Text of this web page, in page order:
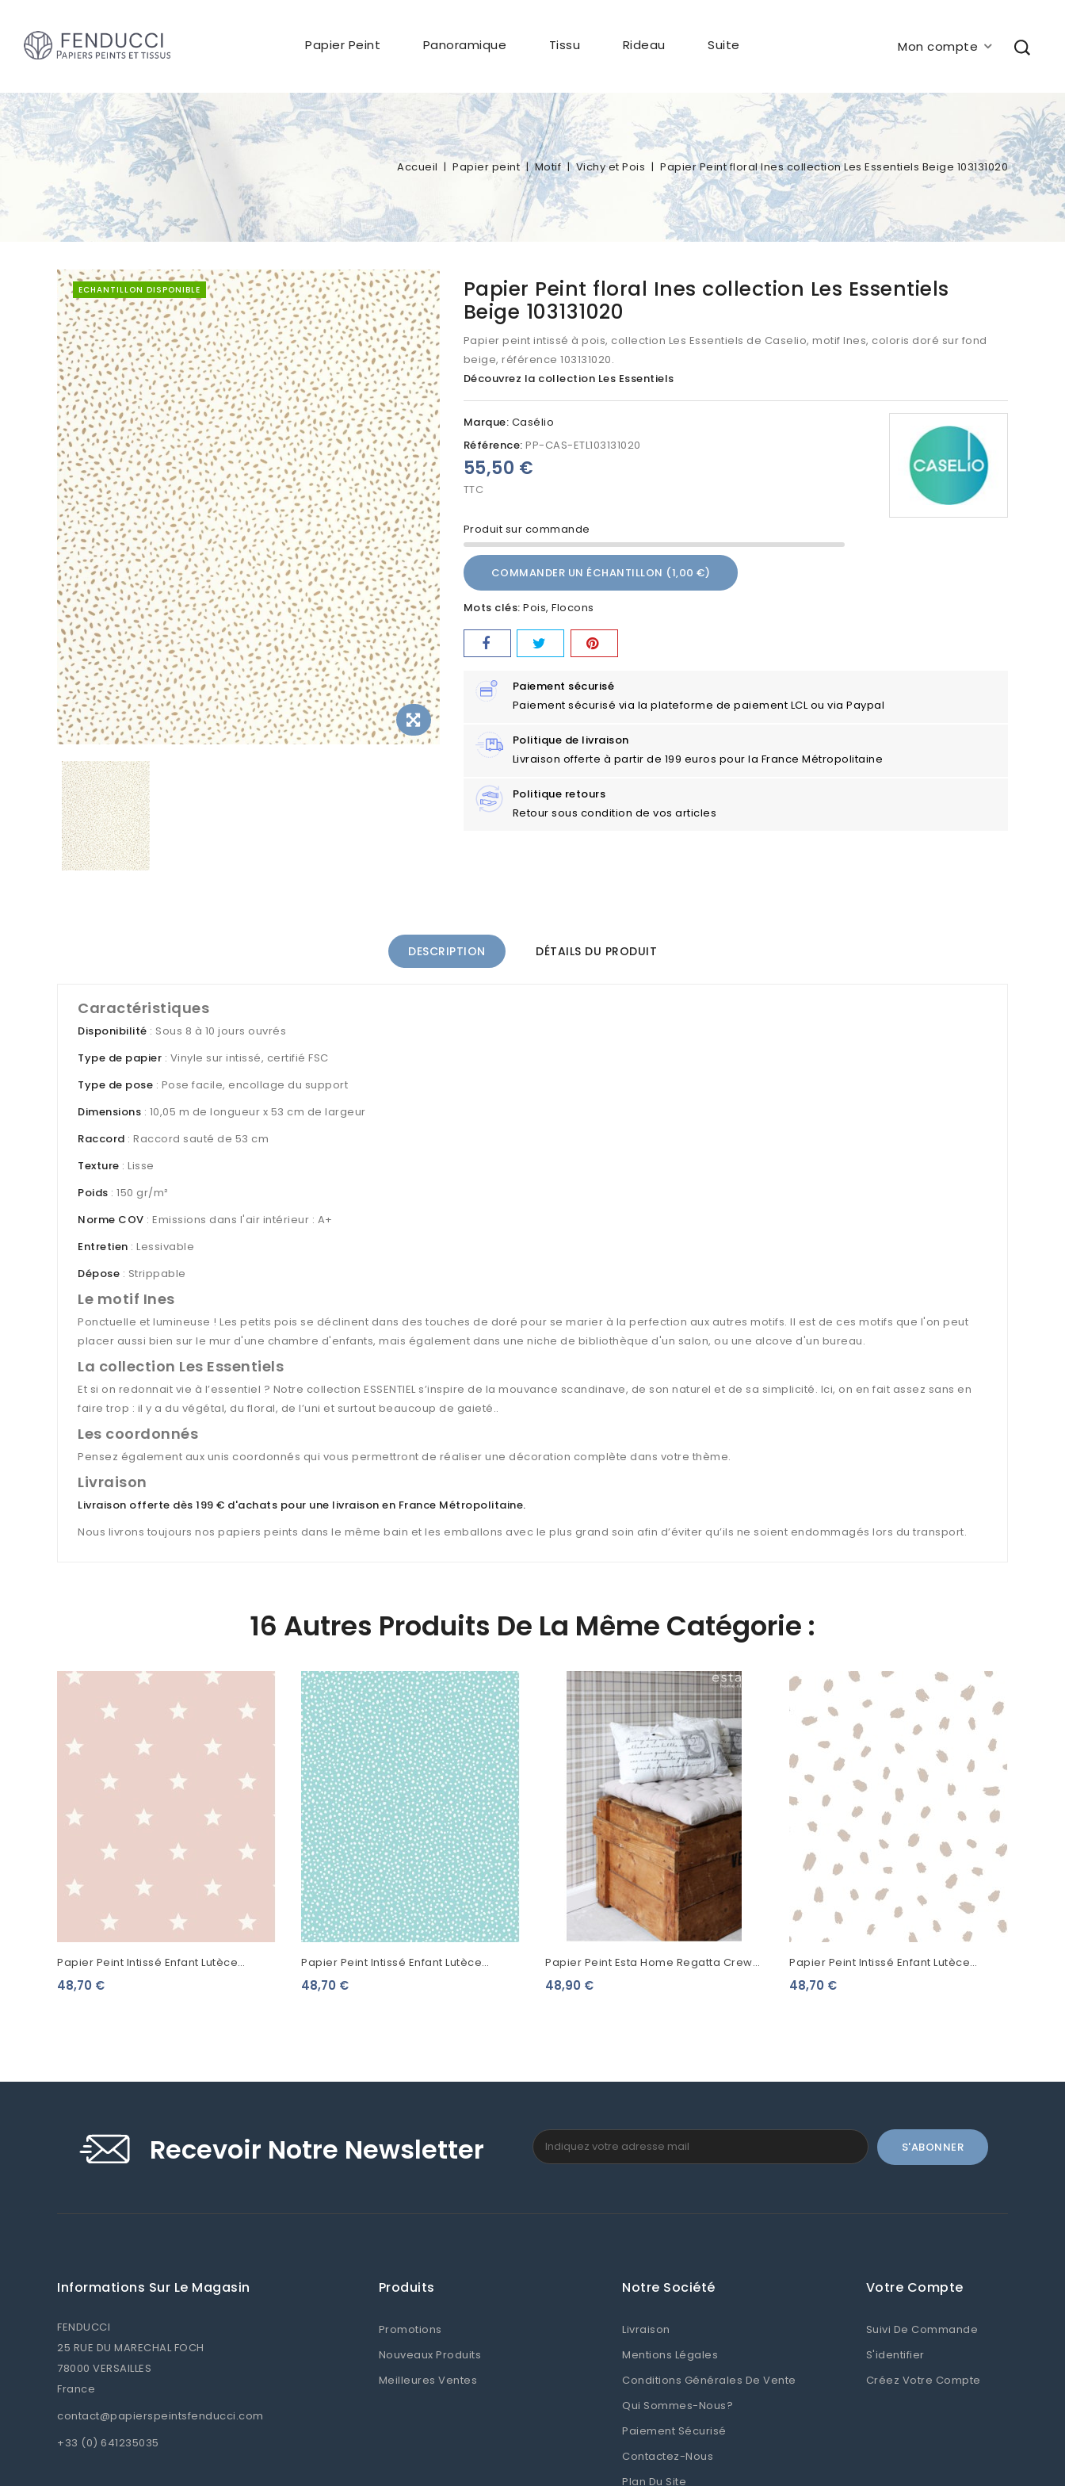
Mon compte
Papier Peint Panoramique Tissu Rideau Suite
Accueil Papier peint Motif Vichy et Pois Papier Peint floral Ines collection Les Essentiels Beige 103131020
ECHANTILLON DISPONIBLE
Papier Peint floral Ines collection Les Essentiels
Beige 103131020
Papier peint intissé à pois, collection Les Essentiels de Caselio, motif Ines, coloris doré sur fond
beige, référence 103131020.
Découvrez la collection Les Essentiels
Marque: Casélio
Référence: PP-CAS-ETL103131020
Produit sur commande
55,50 €
TTC
COMMANDER UN ÉCHANTILLON (1,00 €)
Mots clés: Pois Flocons
Paiement sécurisé
Paiement sécurisé via la plateforme de paiement LCL ou via Paypal
Politique de livraison
Livraison offerte à partir de 199 euros pour la France Métropolitaine
Politique retours
Retour sous condition de vos articles
DESCRIPTION DÉTAILS DU PRODUIT
Caractéristiques
Disponibilité : Sous 8 à 10 jours ouvrés
Type de papier : Vinyle sur intissé, certifié FSC
Type de pose : Pose facile, encollage du support
Dimensions : 10,05 m de longueur x 53 cm de largeur
Raccord : Raccord sauté de 53 cm
Texture : Lisse
Poids : 150 gr/m²
Norme COV : Emissions dans l'air intérieur : A+
Entretien : Lessivable
Dépose : Strippable
Le motif Ines
Ponctuelle et lumineuse ! Les petits pois se déclinent dans des touches de doré pour se marier à la perfection aux autres motifs. Il est de ces motifs que l'on peut
placer aussi bien sur le mur d'une chambre d'enfants, mais également dans une niche de bibliothèque d'un salon, ou une alcove d'un bureau.
La collection Les Essentiels
Et si on redonnait vie à l’essentiel ? Notre collection ESSENTIEL s’inspire de la mouvance scandinave, de son naturel et de sa simplicité. Ici, on en fait assez sans en
faire trop : il y a du végétal, du floral, de l’uni et surtout beaucoup de gaieté..
Les coordonnés
Pensez également aux unis coordonnés qui vous permettront de réaliser une décoration complète dans votre thème.
Livraison
Livraison offerte dès 199 € d'achats pour une livraison en France Métropolitaine.
Nous livrons toujours nos papiers peints dans le même bain et les emballons avec le plus grand soin afin d’éviter qu’ils ne soient endommagés lors du transport.
16 Autres Produits De La Même Catégorie :
Papier Peint Intissé Enfant Lutèce
48,70 €
Papier Peint Intissé Enfant Lutèce
Imagine Dotty Bleu DL27580
48,70 €
Papier Peint Esta Home Regatta Crew
Ecossais Beige 137723
48,90 €
Papier Peint Intissé Enfant Lutèce
Imagine Animal Spots Beige DL27543
48,70 €
Recevoir Notre Newsletter
Informations Sur Le Magasin
FENDUCCI
25 RUE DU MARECHAL FOCH
78000 VERSAILLES
France
contact@papierspeintsfenducci.com
+33 (0) 641235035
Produits
Promotions
Nouveaux Produits
Meilleures Ventes
Notre Société
Livraison
Mentions Légales
Conditions Générales De Vente
Qui Sommes-Nous?
Paiement Sécurisé
Contactez-Nous
Plan Du Site
Votre Compte
Suivi De Commande
S'identifier
Créez Votre Compte